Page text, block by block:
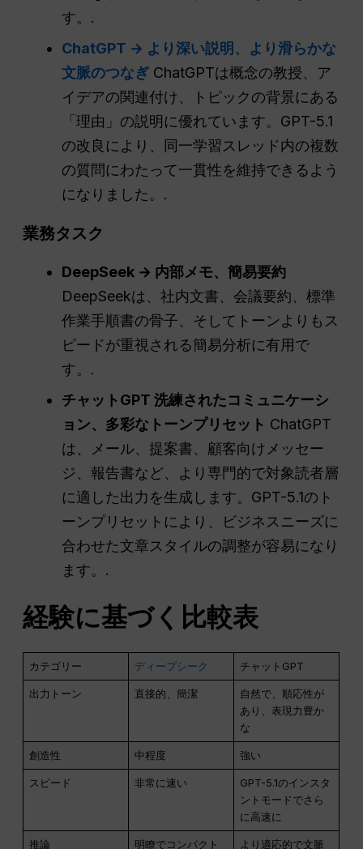
す。.
ChatGPT → より深い説明、より滑らかな
文脈のつなぎ ChatGPTは概念の教授、ア
イデアの関連付け、トピックの背景にある
「理由」の説明に優れています。GPT-5.1
の改良により、同一学習スレッド内の複数
の質問にわたって一貫性を維持できるよう
になりました。.
業務タスク
DeepSeek → 内部メモ、簡易要約
DeepSeekは、社内文書、会議要約、標準
作業手順書の骨子、そしてトーンよりもス
ピードが重視される簡易分析に有用で
す。.
チャットGPT 洗練されたコミュニケーシ
ョン、多彩なトーンプリセット ChatGPT
は、メール、提案書、顧客向けメッセー
ジ、報告書など、より専門的で対象読者層
に適した出力を生成します。GPT-5.1のト
ーンプリセットにより、ビジネスニーズに
合わせた文章スタイルの調整が容易になり
ます。.
経験に基づく比較表
カテゴリー ディープシーク チャットGPT
出力トーン 直接的、簡潔
自然で、順応性が
あり、表現力豊か
な
創造性 中程度 強い
スピード 非常に速い
GPT-5.1のインスタ
ントモードでさら
に高速に
推論 明瞭でコンパクト
より適応的で文脈